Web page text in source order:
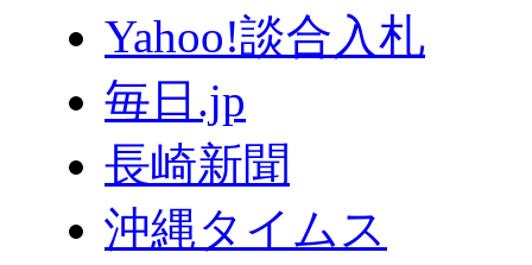
Yahoo!談合入札
毎日.jp
長崎新聞
沖縄タイムス